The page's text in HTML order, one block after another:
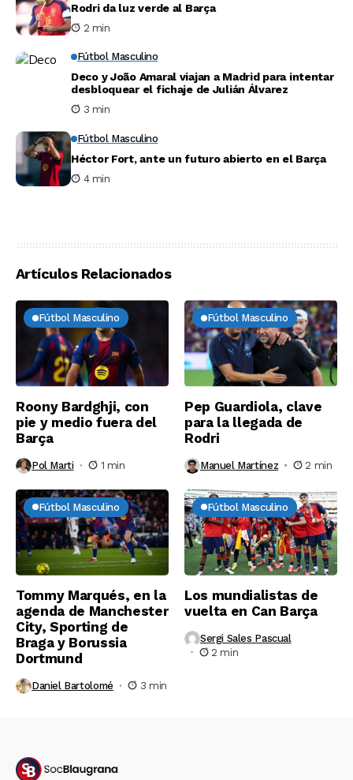
Rodri da luz verde al Barça
2 min
Fútbol Masculino
Deco y João Amaral viajan a Madrid para intentar
desbloquear el fichaje de Julián Álvarez
3 min
Fútbol Masculino
Héctor Fort, ante un futuro abierto en el Barça
4 min
Artículos Relacionados
Fútbol Masculino
Roony Bardghji, con
pie y medio fuera del
Barça
Pol Marti 1 min
Fútbol Masculino
Pep Guardiola, clave
para la llegada de
Rodri
Manuel Martínez 2 min
Fútbol Masculino
Tommy Marqués, en la
agenda de Manchester
City, Sporting de
Braga y Borussia
Dortmund
Daniel Bartolomé 3 min
Fútbol Masculino
Los mundialistas de
vuelta en Can Barça
Sergi Sales Pascual
2 min